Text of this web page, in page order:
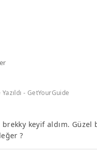
- GetYourGuide
keyif aldım.
?